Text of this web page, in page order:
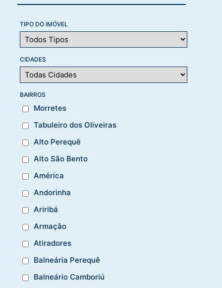
TIPO DO IMÓVEL
CIDADES
BAIRROS
Morretes
Tabuleiro dos Oliveiras
Alto Perequê
Alto São Bento
América
Andorinha
Ariribá
Armação
Atiradores
Balneária Perequê
Balneário Camboriú